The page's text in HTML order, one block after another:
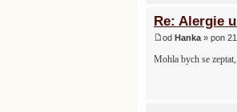
Re: Alergie
od Hanka » pon
Mohla bych se